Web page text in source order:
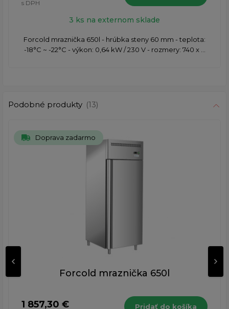
s DPH
3 ks na externom sklade
Forcold mraznička 650l - hrúbka steny 60 mm - teplota:
-18°C ~ -22°C - výkon: 0,64 kW / 230 V - rozmery: 740 x ...
Podobné produkty (13)
Doprava zadarmo
Forcold mraznička 650l
1 857,30 € Pridať do košíka